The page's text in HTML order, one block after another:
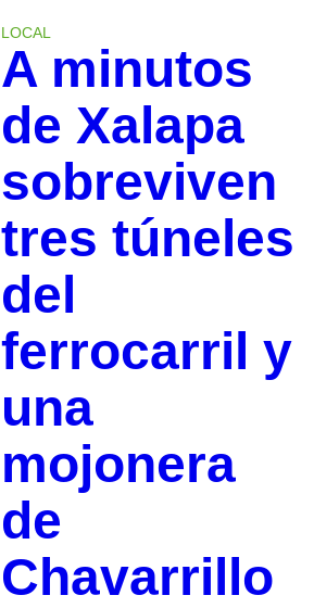
LOCAL
A minutos
de Xalapa
sobreviven
tres túneles
del
ferrocarril y
una
mojonera
de
Chavarrillo